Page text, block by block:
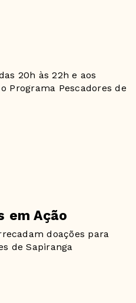
20h às 22h e aos
Programa Pescadores de
em Ação
doações para
de Sapiranga